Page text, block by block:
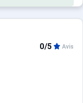
5
la résidence.
0/5 Avis